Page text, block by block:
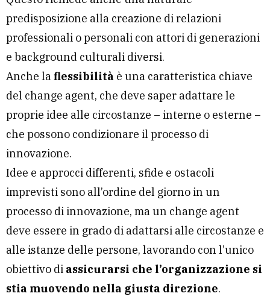
predisposizione alla creazione di relazioni
professionali o personali con attori di generazioni
e background culturali diversi.
Anche laflessibilità è una caratteristica chiave
del change agent, che deve saper adattare le
proprie idee alle circostanze – interne o esterne –
che possono condizionare il processo di
innovazione.
Idee e approcci differenti, sfide e ostacoli
imprevisti sono all’ordine del giorno in un
processo di innovazione, ma un change agent
deve essere in grado di adattarsi alle circostanze e
alle istanze delle persone, lavorando con l’unico
obiettivo di assicurarsi che l’organizzazione si
stia muovendo nella giusta direzione.